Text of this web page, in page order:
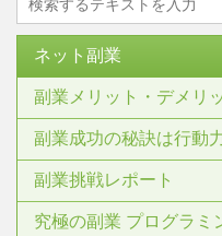
ネット副業
副業メリット・デメリ
副業成功の秘訣は行動
副業挑戦レポート
究極の副業 プログラミ